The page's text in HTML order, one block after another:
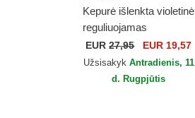
Kepurė išlenkta violetinė
reguliuojamas
9TWENTY Gingham
New York Yankees
MLB New Era
EUR27,95 EUR 19,57
Užsisakyk Antradienis, 11
d. Rugpjūtis